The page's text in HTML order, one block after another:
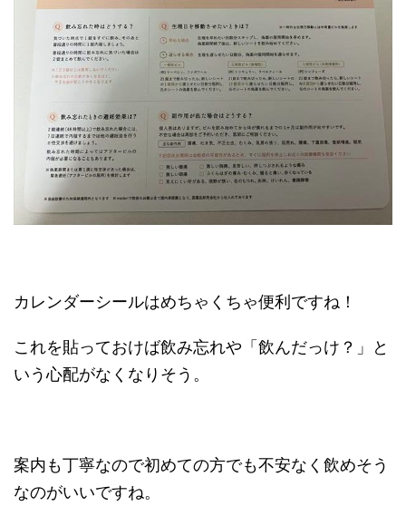
カレンダーシールはめちゃくちゃ便利ですね！
これを貼っておけば飲み忘れや「飲んだっけ？」と
いう心配がなくなりそう。
案内も丁寧なので初めての方でも不安なく飲めそう
なのがいいですね。